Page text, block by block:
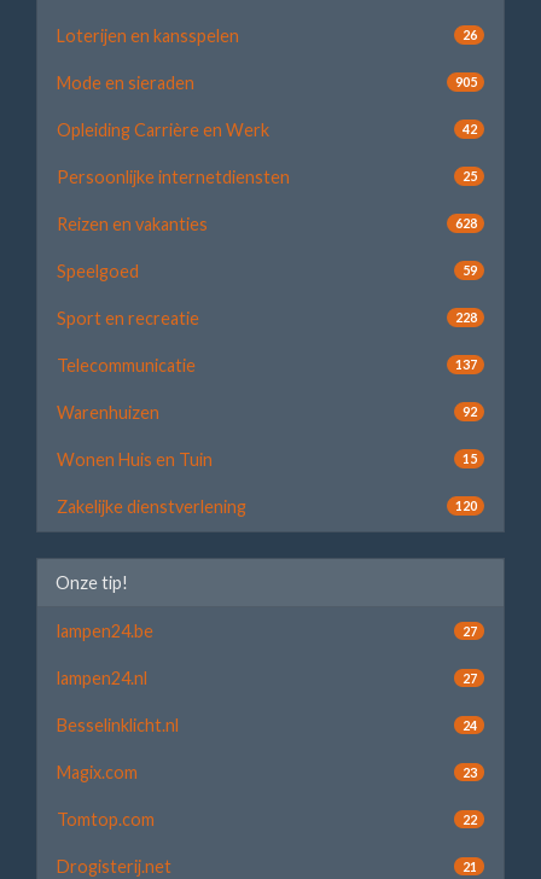
Loterijen en kansspelen 26
Mode en sieraden 905
Opleiding Carrière en Werk 42
Persoonlijke internetdiensten 25
Reizen en vakanties 628
Speelgoed 59
Sport en recreatie 228
Telecommunicatie 137
Warenhuizen 92
Wonen Huis en Tuin 15
Zakelijke dienstverlening 120
Onze tip!
lampen24.be 27
lampen24.nl 27
Besselinklicht.nl 24
Magix.com 23
Tomtop.com 22
Drogisterij.net 21